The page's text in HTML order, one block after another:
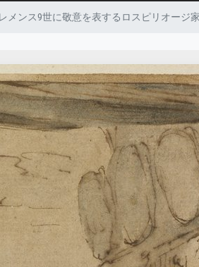
メンス9世に敬意を表するロスピリオージ